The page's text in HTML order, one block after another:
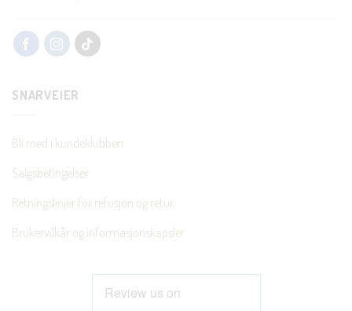
SNARVEIER
Bli med i kundeklubben
Salgsbetingelser
Retningslinjer for refusjon og retur
Brukervilkår og informasjonskapsler